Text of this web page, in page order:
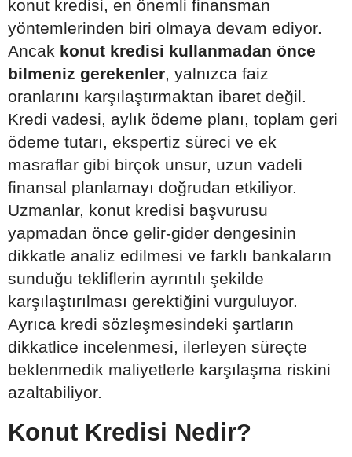
konut kredisi, en önemli finansman
yöntemlerinden biri olmaya devam ediyor.
Ancak konut kredisi kullanmadan önce
bilmeniz gerekenler, yalnızca faiz
oranlarını karşılaştırmaktan ibaret değil.
Kredi vadesi, aylık ödeme planı, toplam geri
ödeme tutarı, ekspertiz süreci ve ek
masraflar gibi birçok unsur, uzun vadeli
finansal planlamayı doğrudan etkiliyor.
Uzmanlar, konut kredisi başvurusu
yapmadan önce gelir-gider dengesinin
dikkatle analiz edilmesi ve farklı bankaların
sunduğu tekliflerin ayrıntılı şekilde
karşılaştırılması gerektiğini vurguluyor.
Ayrıca kredi sözleşmesindeki şartların
dikkatlice incelenmesi, ilerleyen süreçte
beklenmedik maliyetlerle karşılaşma riskini
azaltabiliyor.
Konut Kredisi Nedir?